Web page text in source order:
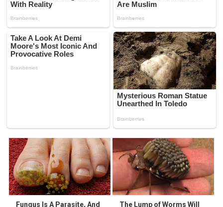
Fungus Is A Parasite, And
The Lump of Worms Will